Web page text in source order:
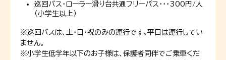
巡回バス・ローラー滑り台共通フリーパス・・・300円/人
（小学生以上）
※巡回バスは、土・日・祝のみの運行です。平日は運行してい
ません。
※小学生低学年以下のお子様は、保護者同伴でご乗車くだ